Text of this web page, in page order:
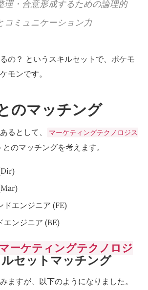
理・合意形成するための論理的
コミュニケーション力
の？ というスキルセットで、ポケモ
モンです。
のマッチング
るとして、
マーケティングテクノロジス
のマッチングを考えます。
ドエンジニア (FE)
エンジニア (BE)
ーケティングテクノロジ
セットマッチング
ますが、以下のようになりました。